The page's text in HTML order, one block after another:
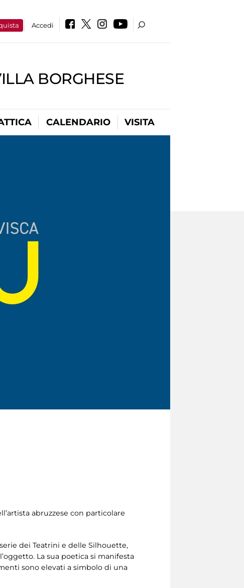
Accedi
BORGHESE
CALENDARIO VISITA
abruzzese con particolare
dei Teatrini e delle Silhouette,
La sua poetica si manifesta
sono elevati a simbolo di una